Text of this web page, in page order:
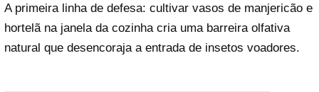
A primeira linha de defesa: cultivar vasos de manjericão e
hortelã na janela da cozinha cria uma barreira olfativa
natural que desencoraja a entrada de insetos voadores.